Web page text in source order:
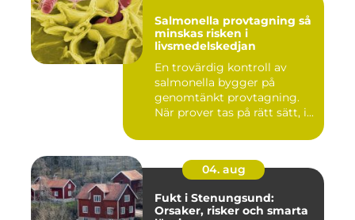
Salmonella provtagning så
minskas risken i
livsmedelskedjan
En trovärdig kontroll av
salmonella bygger på
genomtänkt provtagning.
När prover tas på rätt sätt, i...
04. aug
Fukt i Stenungsund:
Orsaker, risker och smarta